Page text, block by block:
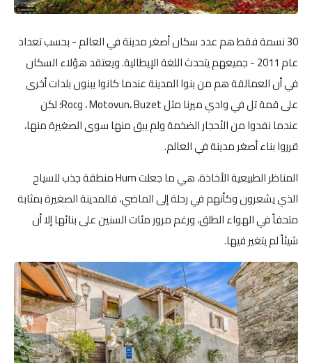
30 نسمة فقط هم عدد سكان أصغر مدينة في العالم - بحسب تعداد
عام 2011 - جميعهم يتحدث اللغة الإيطالية. ويعتقد هؤلاء السكان
في أن العمالقة هم من بنوا المدينة عندما كانوا يبنون بلدات أخرى
على قمة تل في وادي ميرنا مثل Motovun، Buzet ، وRoc؛ لكن
عندما نفدوا من الأحجار الضخمة ولم يبق منها سوى الصغيرة منها،
قرروا بناء أصغر مدينة في العالم.
المناظر الطبيعية الأخاذة، هي ما جعلت Hum منطقة جذب للسياح
الذي يشعرون وكأنهم في رحلة إلى الماضي، فالمدينة الصغيرة بمثابة
متحفاً في الهواء الطلق، ورغم مرور مئات السنين على بنائها إلا أن
شيئاً لم يتغير فيها.